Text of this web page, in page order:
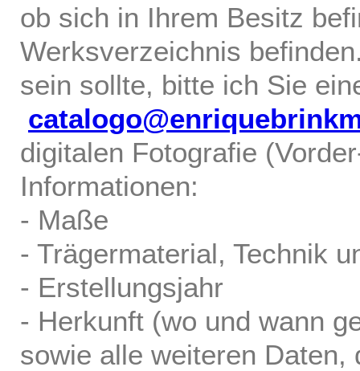
ob sich in Ihrem Besitz
Werksverzeichnis
sein sollte, bitte ich Sie
digitalen Fotografie
Informationen:
- Maße
- Trägermaterial, Technik
- Erstellungsjahr
- Herkunft (wo und wann
sowie alle weiteren